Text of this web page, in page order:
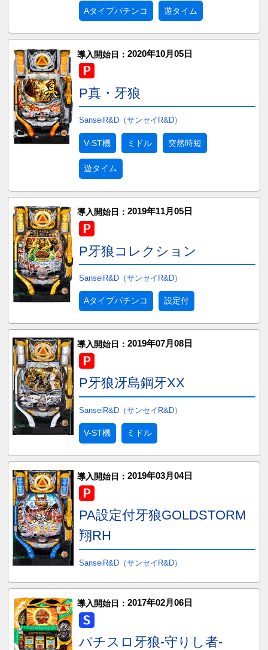
Aタイプパチンコ 遊タイム
導入開始日： 2020年10月05日
P真・牙狼
SanseiR&D（サンセイR&D）
V-ST機 ミドル 突然時短
遊タイム
導入開始日： 2019年11月05日
P牙狼コレクション
SanseiR&D（サンセイR&D）
Aタイプパチンコ 設定付
導入開始日： 2019年07月08日
P牙狼冴島鋼牙XX
SanseiR&D（サンセイR&D）
V-ST機 ミドル
導入開始日： 2019年03月04日
PA設定付牙狼GOLDSTORM
翔RH
SanseiR&D（サンセイR&D）
導入開始日： 2017年02月06日
パチスロ牙狼‐守りし者‐